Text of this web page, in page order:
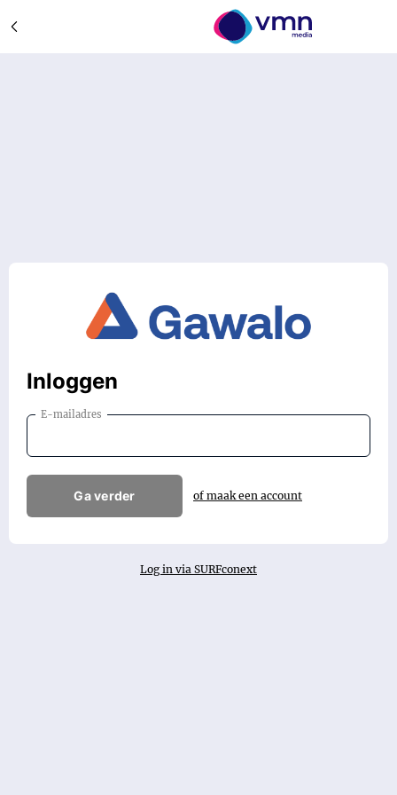
Inloggen
E-mailadres
Ga verder of maak een account
Log in via SURFconext